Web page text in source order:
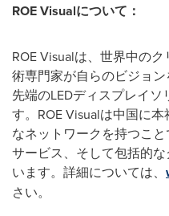
ROE Visualについて：
ROE Visualは、世界中の
術専門家が自らのビジョ
先端のLEDディスプレイ
す。ROE Visualは中国に
なネットワークを持つこ
サービス、そして包括的
います。詳細については、
さい。